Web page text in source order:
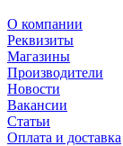
О компании
Реквизиты
Магазины
Производители
Новости
Вакансии
Статьи
Оплата и доставка